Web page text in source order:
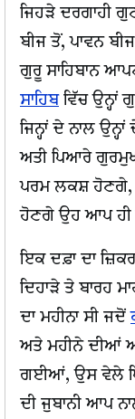
ਜਿਹੜੇ ਦਰਗਾਹੀ
ਬੀਜ ਤੋਂ, ਪਾਵਨ
ਗੁਰੂ ਸਾਹਿਬਾਨ
ਸਾਹਿਬਵਿੱਚ ਉਨ੍ਹਾਂ
ਜਿਨ੍ਹਾਂ ਦੇ ਨਾਲ
ਅਤੀ ਪਿਆਰੇ
ਪਰਮ ਲਕਸ਼ ਹੋਣਗੇ,
ਹੋਣਗੇ ਉਹ ਆਪ ਹੀ
ਇਕ ਦਫ਼ਾ ਦਾ
ਦਿਹਾੜੇ ਤੇ ਬਾਰਹ
ਦਾ ਮਹੀਨਾ ਸੀ ਜਦੋਂ
ਅਤੇ ਮਹੀਨੇ ਦੀਆਂ
ਗਈਆਂ, ਉਸ ਵੇਲੇ
ਦੀ ਜੁਬਾਨੀ ਆਪ